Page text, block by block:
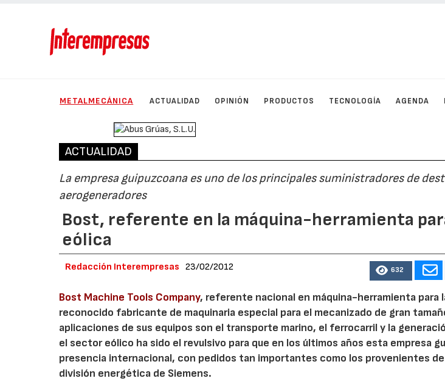
METALMECÁNICA ACTUALIDAD OPINIÓN PRODUCTOS TECNOLOGÍA AGENDA
ACTUALIDAD
La empresa guipuzcoana es uno de los principales suministradores de
aerogeneradores
Bost, referente en la máquina-herramienta
eólica
Redacción Interempresas 23/02/2012 632
Bost Machine Tools Company, referente nacional en máquina-herramienta para
reconocido fabricante de maquinaria especial para el mecanizado de gran
aplicaciones de sus equipos son el transporte marino, el ferrocarril y la
el sector eólico ha sido el revulsivo para que en los últimos años esta empresa
presencia internacional, con pedidos tan importantes como los provenientes
división energética de Siemens.